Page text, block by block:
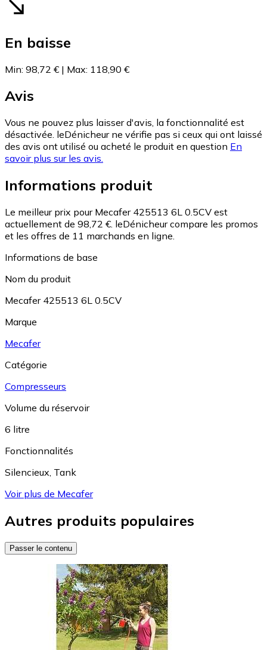
En baisse
Min: 98,72 € | Max: 118,90 €
Avis
Vous ne pouvez plus laisser d'avis, la fonctionnalité est
désactivée. leDénicheur ne vérifie pas si ceux qui ont laissé
des avis ont utilisé ou acheté le produit en question En
savoir plus sur les avis.
Informations produit
Le meilleur prix pour Mecafer 425513 6L 0.5CV est
actuellement de 98,72 €. leDénicheur compare les promos
et les offres de 11 marchands en ligne.
Informations de base
Nom du produit
Mecafer 425513 6L 0.5CV
Marque
Mecafer
Catégorie
Compresseurs
Volume du réservoir
6 litre
Fonctionnalités
Silencieux, Tank
Voir plus de Mecafer
Autres produits populaires
Passer le contenu